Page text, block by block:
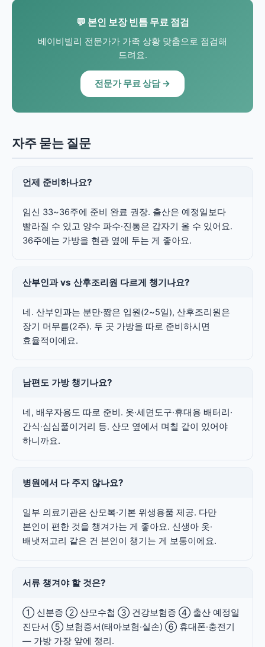
💬 본인 보장 빈틈 무료 점검
베이비빌리 전문가가 가족 상황 맞춤으로 점검해
드려요.
전문가 무료 상담 →
자주 묻는 질문
언제 준비하나요?
임신 33~36주에 준비 완료 권장. 출산은 예정일보다
빨라질 수 있고 양수 파수·진통은 갑자기 올 수 있어요.
36주에는 가방을 현관 옆에 두는 게 좋아요.
산부인과 vs 산후조리원 다르게 챙기나요?
네. 산부인과는 분만·짧은 입원(2~5일), 산후조리원은
장기 머무름(2주). 두 곳 가방을 따로 준비하시면
효율적이에요.
남편도 가방 챙기나요?
네, 배우자용도 따로 준비. 옷·세면도구·휴대용 배터리·
간식·심심풀이거리 등. 산모 옆에서 며칠 같이 있어야
하니까요.
병원에서 다 주지 않나요?
일부 의료기관은 산모복·기본 위생용품 제공. 다만
본인이 편한 것을 챙겨가는 게 좋아요. 신생아 옷·
배냇저고리 같은 건 본인이 챙기는 게 보통이에요.
서류 챙겨야 할 것은?
① 신분증 ② 산모수첩 ③ 건강보험증 ④ 출산 예정일
진단서 ⑤ 보험증서(태아보험·실손) ⑥ 휴대폰·충전기
— 가방 가장 앞에 정리.